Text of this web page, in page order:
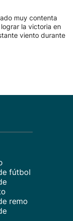
muy contenta
la victoria en
viento durante
fútbol
remo